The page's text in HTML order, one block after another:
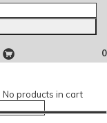
0
No products in cart